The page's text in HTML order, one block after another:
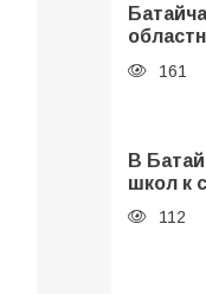
161
В
школ к
112